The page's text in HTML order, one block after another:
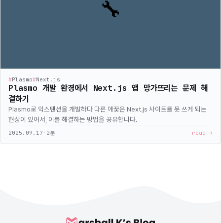
#Plasmo#Next.js
Plasmo 개발 환경에서 Next.js 앱 망가뜨리는 문제 해
결하기
Plasmo로 익스텐션을 개발하다 다른 애꿎은 Next.js 사이트를 못 쓰게 되는
현상이 있어서, 이를 해결하는 방법을 공유합니다.
2025.09.17 · 2분 read →